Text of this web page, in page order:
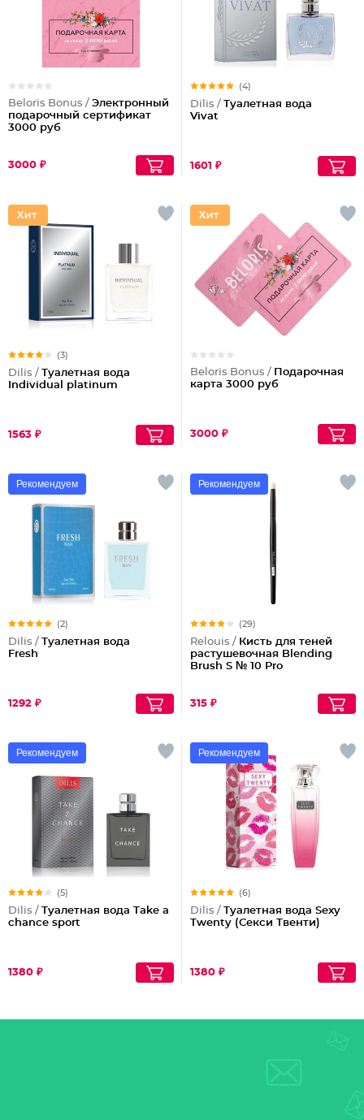
Beloris Bonus / Электронный
подарочный сертификат
3000 руб
3000 ₽
(4)
Dilis /
Туалетная вода
Vivat
1601 ₽
(3)
Dilis /
Туалетная вода
Individual platinum
1563 ₽
Beloris Bonus /
Подарочная
карта 3000 руб
3000 ₽
Рекомендуем
(2)
Dilis /
Туалетная вода
Fresh
1292 ₽
Рекомендуем
(29)
Relouis / Кисть для теней
растушевочная Blending
Brush S № 10 Pro
315 ₽
Рекомендуем
(5)
Dilis /
Туалетная вода Take a
chance sport
1380 ₽
Рекомендуем
(6)
Dilis /
Туалетная вода Sexy
Twenty (Секси Твенти)
1380 ₽